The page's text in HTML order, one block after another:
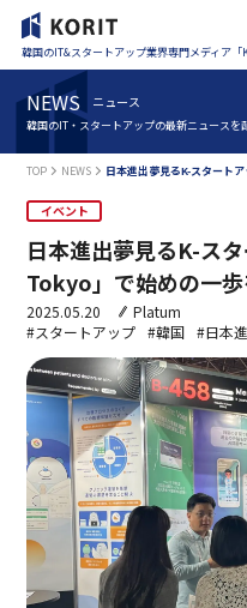
韓国のIT&スタートアップ業界専門メディア「
NEWS ニュース
韓国のIT・スタートアップの最新ニュースを
TOP NEWS 日本進出夢見るK-スタート
イベント
日本進出夢見るK-ス
Tokyo」で始めの一
2025.05.20
Platum
#スタートアップ
#韓国 #日本